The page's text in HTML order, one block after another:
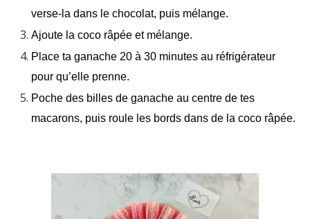
verse-la dans le chocolat, puis mélange.
Ajoute la coco râpée et mélange.
Place ta ganache 20 à 30 minutes au réfrigérateur
pour qu’elle prenne.
Poche des billes de ganache au centre de tes
macarons, puis roule les bords dans de la coco râpée.